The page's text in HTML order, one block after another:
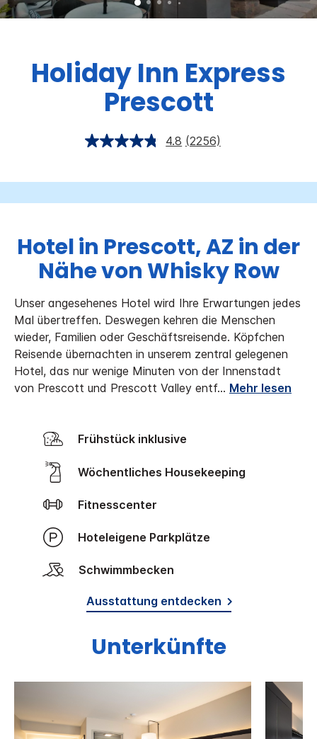
Holiday Inn Express
Prescott
4.8 (2256)
Hotel in Prescott, AZ in der
Nähe von Whisky Row
Unser angesehenes Hotel wird Ihre Erwartungen jedes
Mal übertreffen. Deswegen kehren die Menschen
wieder, Familien oder Geschäftsreisende. Köpfchen
Reisende übernachten in unserem zentral gelegenen
Hotel, das nur wenige Minuten von der Innenstadt
von Prescott und Prescott Valley entf... Mehr lesen
Frühstück inklusive
Wöchentliches Housekeeping
Fitnesscenter
Hoteleigene Parkplätze
Schwimmbecken
Ausstattung entdecken
Unterkünfte